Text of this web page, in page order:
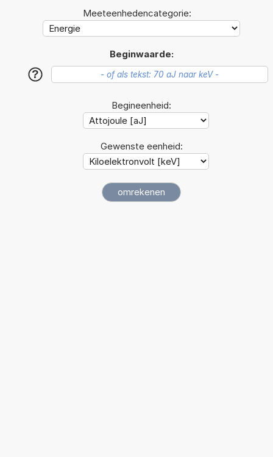
Meeteenhedencategorie:
Beginwaarde:
?
Begineenheid:
Gewenste eenheid: